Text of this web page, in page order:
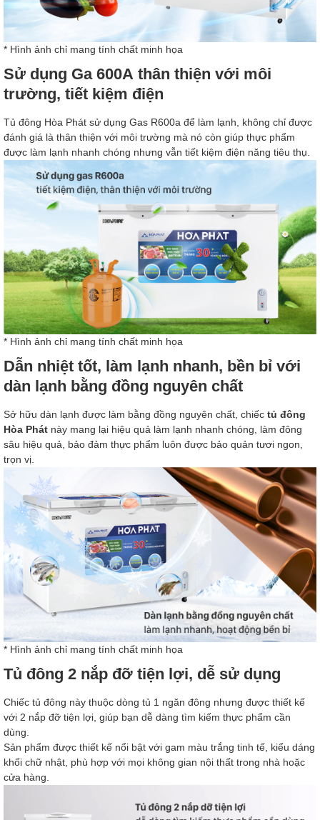
* Hình ảnh chỉ mang tính chất minh họa
Sử dụng Ga 600A thân thiện với môi
trường, tiết kiệm điện
Tủ đông Hòa Phát sử dụng Gas R600a để làm lạnh, không chỉ được
đánh giá là thân thiện với môi trường mà nó còn giúp thực phẩm
được làm lạnh nhanh chóng nhưng vẫn tiết kiệm điện năng tiêu thụ.
* Hình ảnh chỉ mang tính chất minh họa
Dẫn nhiệt tốt, làm lạnh nhanh, bền bỉ với
dàn lạnh bằng đồng nguyên chất
Sở hữu dàn lạnh được làm bằng đồng nguyên chất, chiếc tủ đông
Hòa Phát này mang lại hiệu quả làm lạnh nhanh chóng, làm đông
sâu hiệu quả, bảo đảm thực phẩm luôn được bảo quản tươi ngon,
trọn vị.
* Hình ảnh chỉ mang tính chất minh họa
Tủ đông 2 nắp đỡ tiện lợi, dễ sử dụng
Chiếc tủ đông này thuộc dòng tủ 1 ngăn đông nhưng được thiết kế
với 2 nắp đỡ tiện lợi, giúp bạn dễ dàng tìm kiếm thực phẩm cần
dùng.
Sản phẩm được thiết kế nổi bật với gam màu trắng tinh tế, kiểu dáng
khối chữ nhật, phù hợp với mọi không gian nội thất trong nhà hoặc
cửa hàng.